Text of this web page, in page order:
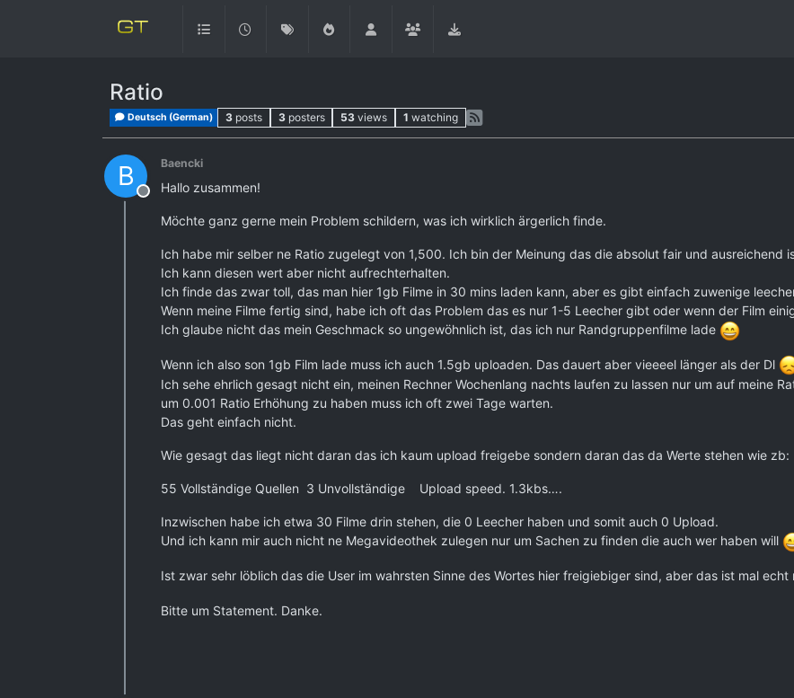
Ratio
Deutsch (German) 3 posts 3 posters 53 views 1 watching
B
Offline
Baencki
Hallo zusammen!
Möchte ganz gerne mein Problem schildern, was ich wirklich ärgerlich finde.
Ich habe mir selber ne Ratio zugelegt von 1,500. Ich bin der Meinung das die absolut fair und ausreichend
Ich kann diesen wert aber nicht aufrechterhalten.
Ich finde das zwar toll, das man hier 1gb Filme in 30 mins laden kann, aber es gibt einfach zuwenige
Wenn meine Filme fertig sind, habe ich oft das Problem das es nur 1-5 Leecher gibt oder wenn der Film
Ich glaube nicht das mein Geschmack so ungewöhnlich ist, das ich nur Randgruppenfilme lade
Wenn ich also son 1gb Film lade muss ich auch 1.5gb uploaden. Das dauert aber vieeeel länger als der Dl
Ich sehe ehrlich gesagt nicht ein, meinen Rechner Wochenlang nachts laufen zu lassen nur um auf meine
um 0.001 Ratio Erhöhung zu haben muss ich oft zwei Tage warten.
Das geht einfach nicht.
Wie gesagt das liegt nicht daran das ich kaum upload freigebe sondern daran das da Werte stehen wie zb:
55 Vollständige Quellen 3 Unvollständige Upload speed. 1.3kbs….
Inzwischen habe ich etwa 30 Filme drin stehen, die 0 Leecher haben und somit auch 0 Upload.
Und ich kann mir auch nicht ne Megavideothek zulegen nur um Sachen zu finden die auch wer haben will
Ist zwar sehr löblich das die User im wahrsten Sinne des Wortes hier freigiebiger sind, aber das ist mal
Bitte um Statement. Danke.